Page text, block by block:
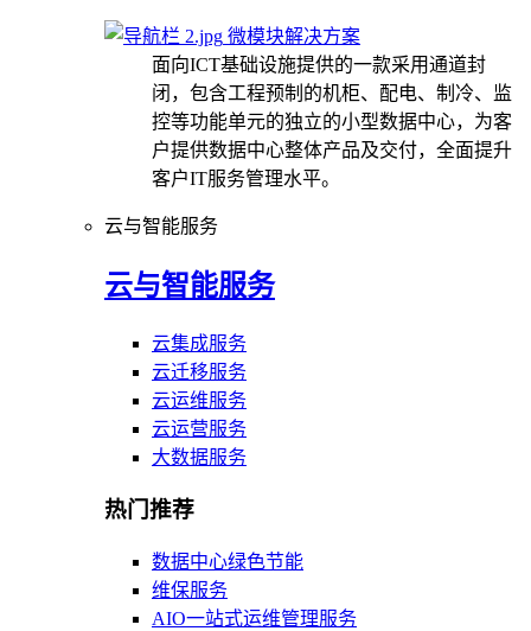
微模块解决方案
面向ICT基础设施提供的一款采用通道封
闭，包含工程预制的机柜、配电、制冷、监
控等功能单元的独立的小型数据中心，为客
户提供数据中心整体产品及交付，全面提升
客户IT服务管理水平。
云与智能服务
云与智能服务
云集成服务
云迁移服务
云运维服务
云运营服务
大数据服务
热门推荐
数据中心绿色节能
维保服务
AIO一站式运维管理服务